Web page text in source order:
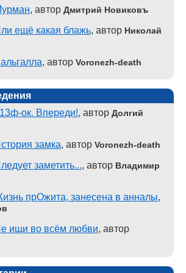
, автор Дмитрий Новиковъ
ещё какая блажь, автор Николай
, автор Voronezh-death
ок. Впереди!, автор Долгий
замка, автор Voronezh-death
заметить..., автор Владимир
прОжита, занесена в анналы,
ищи во всём любви, автор